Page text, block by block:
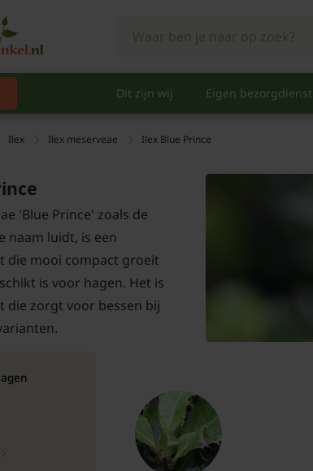
Dit zijn wij Eigen bezorgdienst
Ilex Ilex meserveae Ilex Blue Prince
'Blue Prince' zoals de
naam luidt, is een
die mooi compact groeit
is voor hagen. Het is
die zorgt voor bessen bij